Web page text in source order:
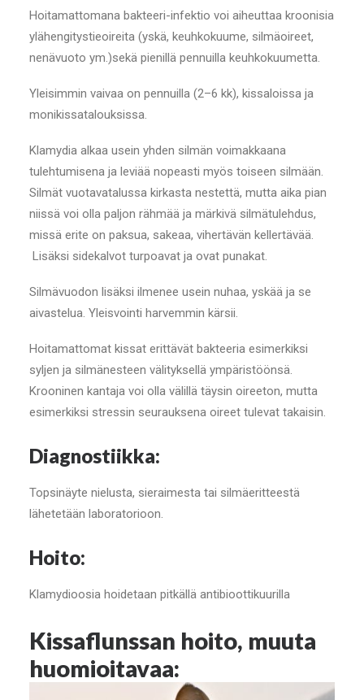
Hoitamattomana bakteeri-infektio voi aiheuttaa kroonisia
ylähengitystieoireita (yskä, keuhkokuume, silmäoireet,
nenävuoto ym.)sekä pienillä pennuilla keuhkokuumetta.
Yleisimmin vaivaa on pennuilla (2–6 kk), kissaloissa ja
monikissatalouksissa.
Klamydia alkaa usein yhden silmän voimakkaana
tulehtumisena ja leviää nopeasti myös toiseen silmään.
Silmät vuotavatalussa kirkasta nestettä, mutta aika pian
niissä voi olla paljon rähmää ja märkivä silmätulehdus,
missä erite on paksua, sakeaa, vihertävän kellertävää.
Lisäksi sidekalvot turpoavat ja ovat punakat.
Silmävuodon lisäksi ilmenee usein nuhaa, yskää ja se
aivastelua. Yleisvointi harvemmin kärsii.
Hoitamattomat kissat erittävät bakteeria esimerkiksi
syljen ja silmänesteen välityksellä ympäristöönsä.
Krooninen kantaja voi olla välillä täysin oireeton, mutta
esimerkiksi stressin seurauksena oireet tulevat takaisin.
Diagnostiikka:
Topsinäyte nielusta, sieraimesta tai silmäeritteestä
lähetetään laboratorioon.
Hoito:
Klamydioosia hoidetaan pitkällä antibioottikuurilla
Kissaflunssan hoito, muuta
huomioitavaa: